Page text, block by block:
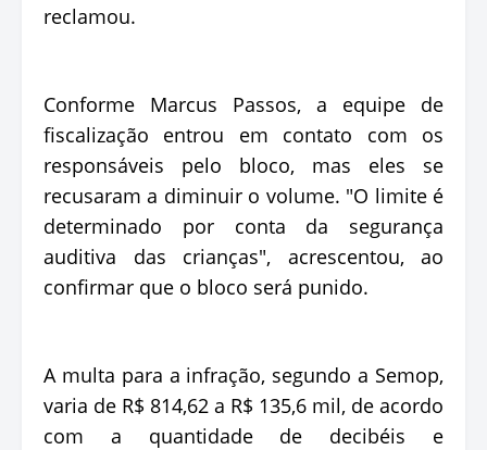
reclamou.
Conforme Marcus Passos, a equipe de
fiscalização entrou em contato com os
responsáveis pelo bloco, mas eles se
recusaram a diminuir o volume. "O limite é
determinado por conta da segurança
auditiva das crianças", acrescentou, ao
confirmar que o bloco será punido.
A multa para a infração, segundo a Semop,
varia de R$ 814,62 a R$ 135,6 mil, de acordo
com a quantidade de decibéis e